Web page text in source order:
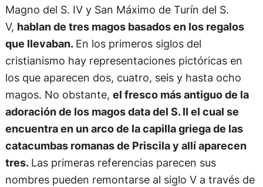
Magno del S. IV y San Máximo de Turín del S.
V, hablan de tres magos basados en los regalos
que llevaban. En los primeros siglos del
cristianismo hay representaciones pictóricas en
los que aparecen dos, cuatro, seis y hasta ocho
magos. No obstante, el fresco más antiguo de la
adoración de los magos data del S. II el cual se
encuentra en un arco de la capilla griega de las
catacumbas romanas de Priscila y allí aparecen
tres. Las primeras referencias parecen sus
nombres pueden remontarse al siglo V a través de